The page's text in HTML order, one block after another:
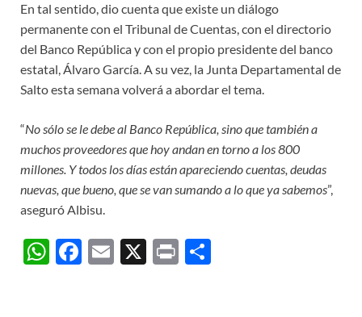
En tal sentido, dio cuenta que existe un diálogo
permanente con el Tribunal de Cuentas, con el directorio
del Banco República y con el propio presidente del banco
estatal, Álvaro García. A su vez, la Junta Departamental de
Salto esta semana volverá a abordar el tema.
“No sólo se le debe al Banco República, sino que también a
muchos proveedores que hoy andan en torno a los 800
millones. Y todos los días están apareciendo cuentas, deudas
nuevas, que bueno, que se van sumando a lo que ya sabemos”,
aseguró Albisu.
W F
E
X
P